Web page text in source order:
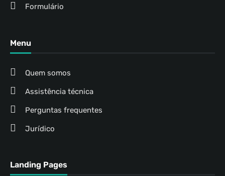
Formulário
Menu
Quem somos
Assistência técnica
Perguntas frequentes
Jurídico
Landing Pages